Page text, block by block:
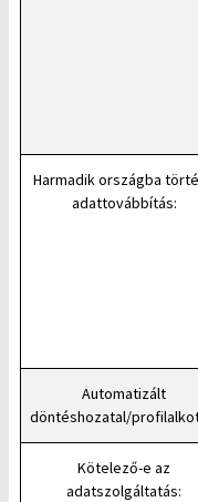
Harmadik országba
adattovábbítás:
Automatizált
döntéshozatal/
Kötelező-e az
adatszolgáltatás: